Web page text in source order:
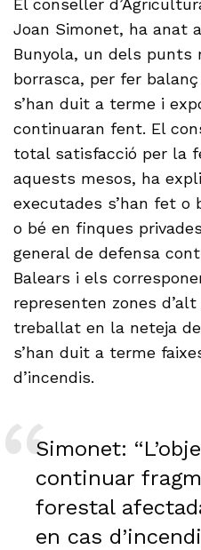
El conseller
Joan Simonet, ha anat
Bunyola, un dels
borrasca, per fer
s’han duit a terme i
continuaran fent. El
total satisfacció per la
aquests mesos, ha
executades s’han fet o
o bé en finques
general de defensa
Balears i els
representen zones
treballat en la neteja
s’han duit a terme
d’incendis.
Simonet:
continuar
forestal
en cas